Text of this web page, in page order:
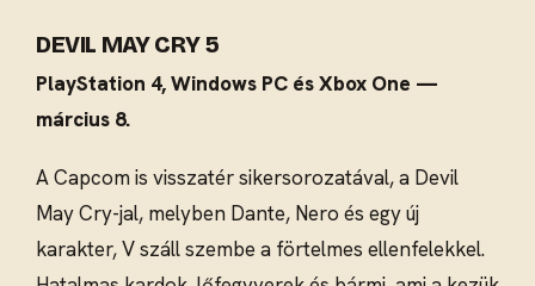
DEVIL MAY CRY 5
PlayStation 4, Windows PC és Xbox One —
március 8.
A Capcom is visszatér sikersorozatával, a Devil
May Cry-jal, melyben Dante, Nero és egy új
karakter, V száll szembe a förtelmes ellenfelekkel.